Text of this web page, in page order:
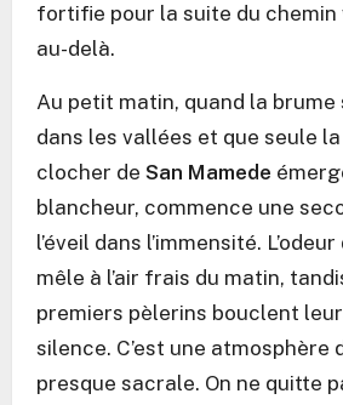
fortifie pour la suite du chemin
au-delà.
Au petit matin, quand la
dans les vallées et que seule
clocher de San Mamede
blancheur, commence une
l’éveil dans l’immensité.
mêle à l’air frais du matin,
premiers pèlerins bouclent
silence. C’est une atmosphère
presque sacrale. On ne quitte